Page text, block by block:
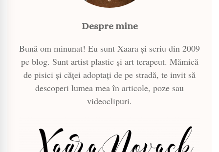
Despre mine
Bună om minunat! Eu sunt Xaara și scriu din 2009
pe blog. Sunt artist plastic și art terapeut. Mămică
de pisici și căței adoptați de pe stradă, te invit să
descoperi lumea mea în articole, poze sau
videoclipuri.